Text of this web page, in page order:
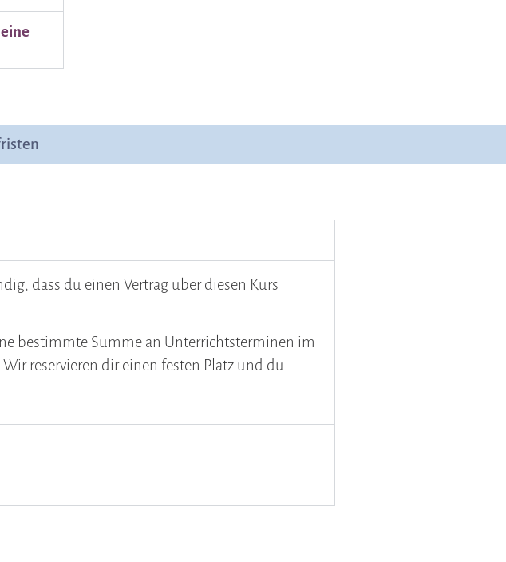
dass du einen Vertrag über diesen Kurs
bestimmte Summe an Unterrichtsterminen im
reservieren dir einen festen Platz und du